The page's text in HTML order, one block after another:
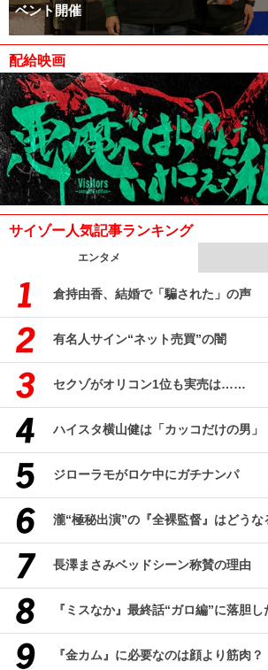
ベント開催
配給映画
サイゾー人気記事ランキング
エンタメ
倉持由香、結婚で「騙された」の声
有名人サイン“ネット売買”の闇
セクゾがオリコン1位も実売は……
ハイスタ横山健は「カッコだけの男」
ジローラモがロケ中にガチナンパ
瀧“極秘出演”の『全裸監督』はどうな
長澤まさみベッドシーン称賛の理由
『ミスなか』最終話“ガロ編”に落胆し
『金カム』に必要なのは顔より筋肉？